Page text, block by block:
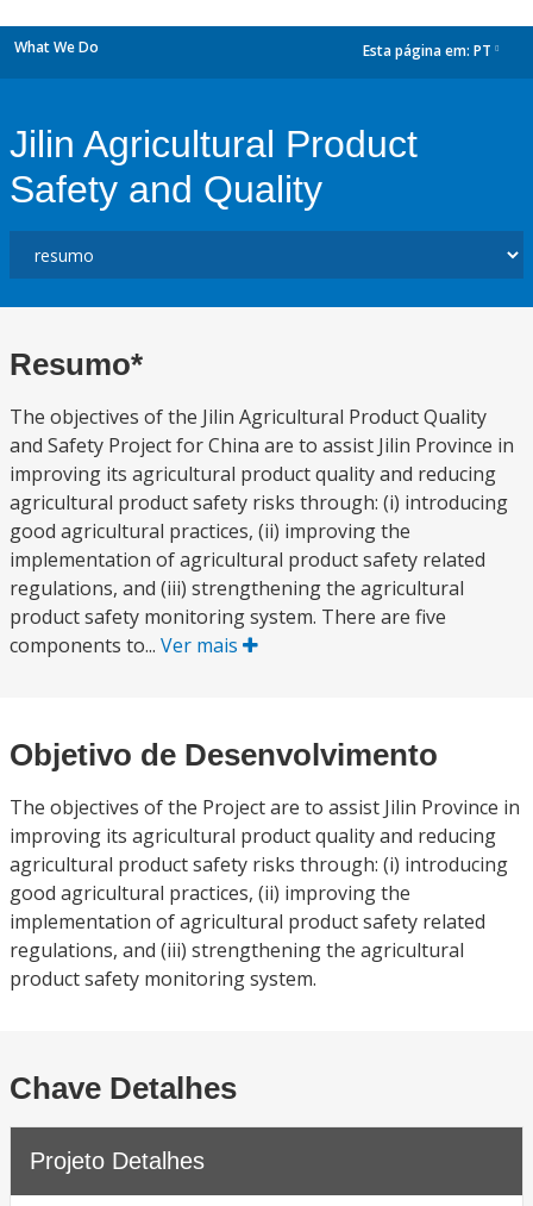
What We Do Esta página em: PT
Jilin Agricultural Product
Safety and Quality
Resumo*
The objectives of the Jilin Agricultural Product Quality
and Safety Project for China are to assist Jilin Province in
improving its agricultural product quality and reducing
agricultural product safety risks through: (i) introducing
good agricultural practices, (ii) improving the
implementation of agricultural product safety related
regulations, and (iii) strengthening the agricultural
product safety monitoring system. There are five
components to... Ver mais
Objetivo de Desenvolvimento
The objectives of the Project are to assist Jilin Province in
improving its agricultural product quality and reducing
agricultural product safety risks through: (i) introducing
good agricultural practices, (ii) improving the
implementation of agricultural product safety related
regulations, and (iii) strengthening the agricultural
product safety monitoring system.
Chave Detalhes
Projeto Detalhes